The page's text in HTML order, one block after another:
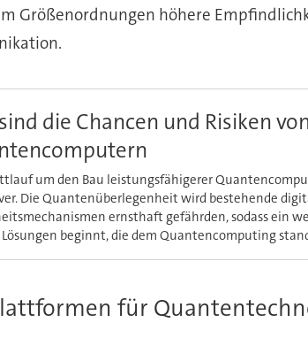
Größenordnungen höhere
die Chancen und Risiken
um den Bau leistungsfähigerer
Die Quantenüberlegenheit wird bestehende
ernsthaft gefährden, sodass ein
beginnt, die dem Quantencomputing
für